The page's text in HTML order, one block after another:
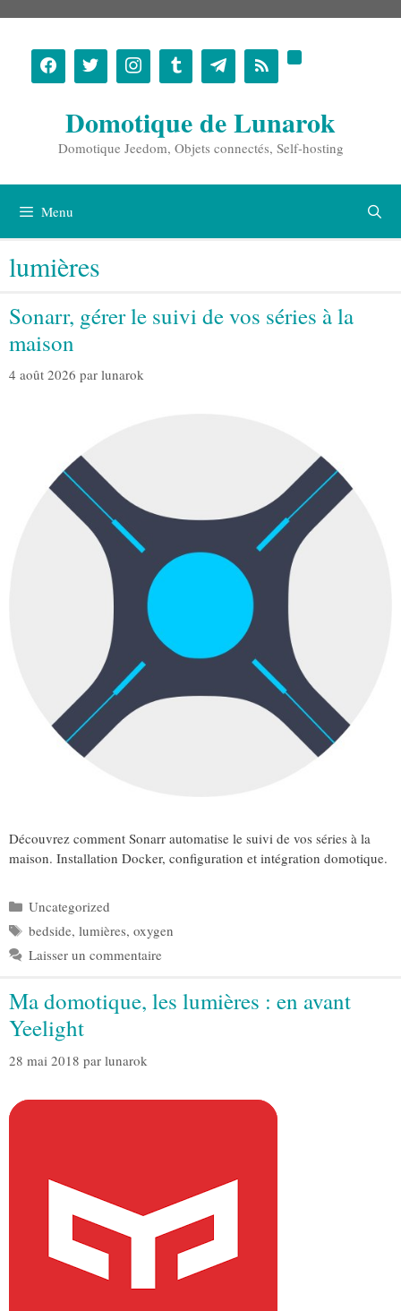
contenu
Domotique de Lunarok
Domotique Jeedom, Objets connectés, Self-hosting
Menu
lumières
Sonarr, gérer le suivi de vos séries à la
maison
4 août 2026 par lunarok
Découvrez comment Sonarr automatise le suivi de vos séries à la
maison. Installation Docker, configuration et intégration domotique.
Catégories
Uncategorized
Étiquettes
bedside, lumières, oxygen
Laisser un commentaire
Ma domotique, les lumières : en avant
Yeelight
28 mai 2018 par lunarok